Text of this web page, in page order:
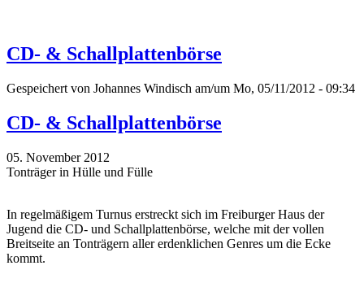
CD- & Schallplattenbörse
Gespeichert von Johannes Windisch am/um Mo, 05/11/2012 - 09:34
CD- & Schallplattenbörse
05. November 2012
Tonträger in Hülle und Fülle
In regelmäßigem Turnus erstreckt sich im Freiburger Haus der
Jugend die CD- und Schallplattenbörse, welche mit der vollen
Breitseite an Tonträgern aller erdenklichen Genres um die Ecke
kommt.